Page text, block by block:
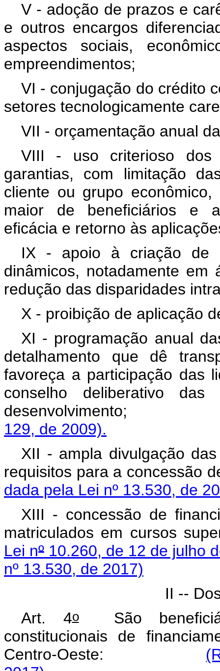
V - adoção de prazos e
e outros encargos
aspectos sociais,
empreendimentos;
VI - conjugação do crédito
setores tecnologicamente
VII - orçamentação anual
VIII - uso criterioso dos
garantias, com limitação
cliente ou grupo
maior de beneficiários e
eficácia e retorno às
IX - apoio à criação de
dinâmicos, notadamente em
redução das disparidades
X - proibição de aplicação
XI - programação anual
detalhamento que dê
favoreça a participação das
conselho deliberativo
129, de 2009).
XII - ampla divulgação
requisitos para a
dada pela Lei nº 13.530, de
XIII - concessão de
matriculados em cursos
Lei nº 10.260, de 12 de julho
nº 13.530, de 2017)
II --
Art. 4oSão
constitucionais de
Centro-Oeste: